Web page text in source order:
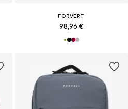
FORVERT
98,96 €